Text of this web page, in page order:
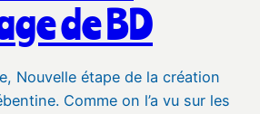
de BD
Nouvelle étape de la création
Comme on l’a vu sur les